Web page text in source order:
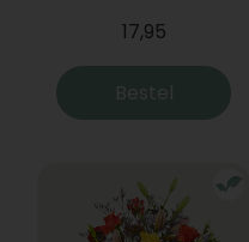
17,95
Bestel